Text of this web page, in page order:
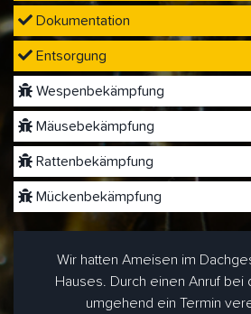
Dokumentation
Entsorgung
Wespenbekämpfung
Mäusebekämpfung
Rattenbekämpfung
Mückenbekämpfung
Wir hatten Ameisen im
Hauses. Durch einen Anruf bei
umgehend ein Termin